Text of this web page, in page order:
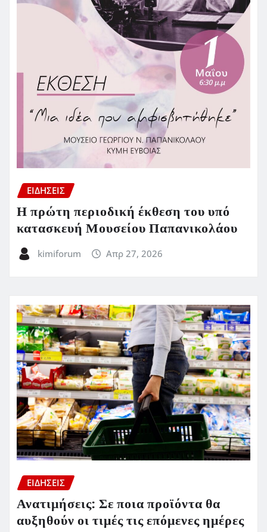
ΕΙΔΗΣΕΙΣ
Η πρώτη περιοδική έκθεση του υπό
κατασκευή Μουσείου Παπανικολάου
kimiforum Απρ 27, 2026
ΕΙΔΗΣΕΙΣ
Ανατιμήσεις: Σε ποια προϊόντα θα
αυξηθούν οι τιμές τις επόμενες ημέρες